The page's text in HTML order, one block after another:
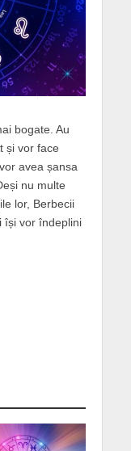
bogate. Au
și vor face
avea șansa
nu multe
lor, Berbecii
își vor îndeplini